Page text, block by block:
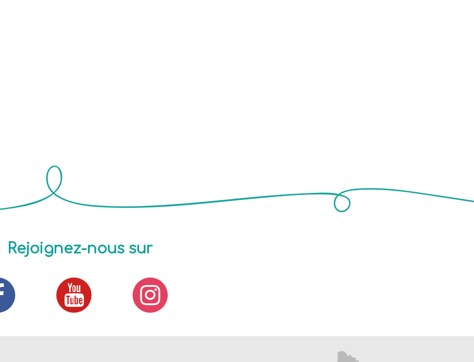
Rejoignez-nous sur